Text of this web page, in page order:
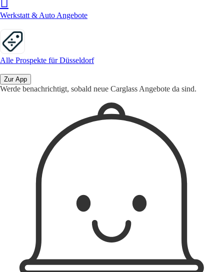
Werkstatt & Auto Angebote
Alle Prospekte für Düsseldorf
Zur App
Werde benachrichtigt, sobald neue Carglass Angebote da sind.